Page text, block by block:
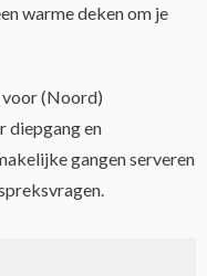
warme deken om je
voor (Noord)
diepgang en
gangen serveren